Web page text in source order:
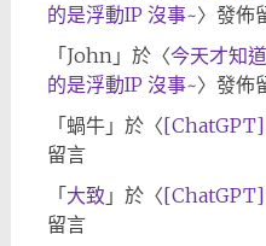
的是浮動IP 沒事~〉發佈
「John 」於〈今天才知
的是浮動IP 沒事~〉發佈
「蝸牛」於〈[ChatGPT]
留言
「大致 」於〈[ChatGPT]
留言